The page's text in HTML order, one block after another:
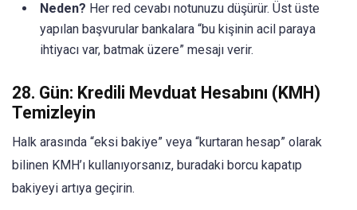
Neden? Her red cevabı notunuzu düşürür. Üst üste
yapılan başvurular bankalara “bu kişinin acil paraya
ihtiyacı var, batmak üzere” mesajı verir.
28. Gün: Kredili Mevduat Hesabını (KMH)
Temizleyin
Halk arasında “eksi bakiye” veya “kurtaran hesap” olarak
bilinen KMH’ı kullanıyorsanız, buradaki borcu kapatıp
bakiyeyi artıya geçirin.